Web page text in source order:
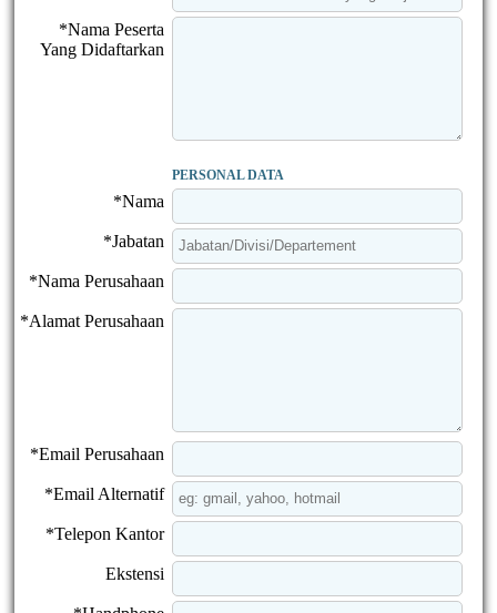
*Nama Peserta
Yang Didaftarkan
PERSONAL DATA
*Nama
*Jabatan
*Nama Perusahaan
*Alamat Perusahaan
*Email Perusahaan
*Email Alternatif
*Telepon Kantor
Ekstensi